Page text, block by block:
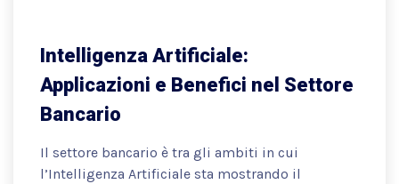
Intelligenza Artificiale:
Applicazioni e Benefici nel Settore
Bancario
Il settore bancario è tra gli ambiti in cui
l’Intelligenza Artificiale sta mostrando il